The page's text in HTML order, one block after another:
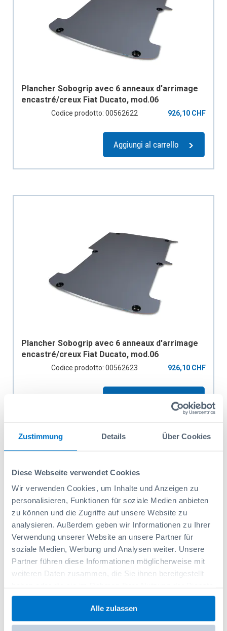
Zustimmung Details Über Cookies
Diese Webseite verwendet Cookies
Wir verwenden Cookies, um Inhalte und Anzeigen zu
personalisieren, Funktionen für soziale Medien anbieten
zu können und die Zugriffe auf unsere Website zu
analysieren. Außerdem geben wir Informationen zu Ihrer
Verwendung unserer Website an unsere Partner für
soziale Medien, Werbung und Analysen weiter. Unsere
Partner führen diese Informationen möglicherweise mit
weiteren Daten zusammen, die Sie ihnen bereitgestellt
gesammelt haben.
Alle zulassen
Plancher Sobogrip avec 6 anneaux d'arrimage
encastré/creux Fiat Ducato, mod.06
empattement 3450mm, 1 porte coulissante
Codice prodotto: 00562622 926,10 CHF
Aggiungi al carrello
Plancher Sobogrip avec 6 anneaux d'arrimage
encastré/creux Fiat Ducato, mod.06
empattement 3450mm, 2 portes coulissantes
Codice prodotto: 00562623 926,10 CHF
Plancher Sobogrip avec 8 anneaux d'arrimage
encastré/creux Fiat Ducato, mod.06,
empattement 4035mm, 1 porte coulissante
Codice prodotto: 00562624 1.053,50 CHF